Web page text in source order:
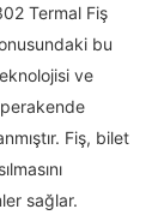
Termal Fiş
bu
ve
Fiş, bilet
sağlar.